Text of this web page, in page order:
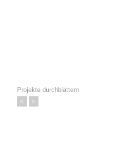
Projekte durchblättern
<
>